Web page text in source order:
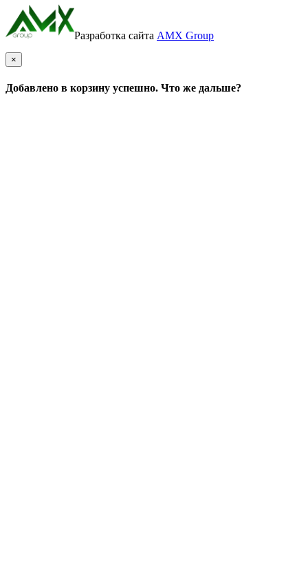
Разработка сайта AMX Group
×
Добавлено в корзину успешно. Что же дальше?